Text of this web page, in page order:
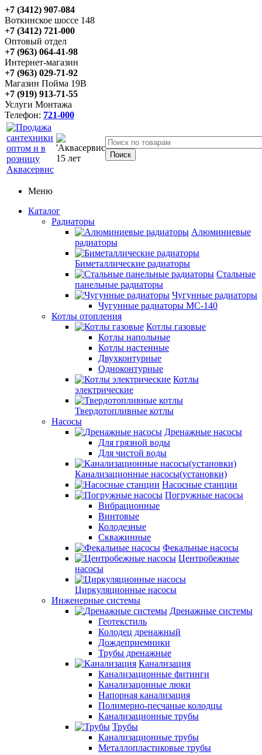
+7 (3412) 907-084
Воткинское шоссе 148
+7 (3412) 721-000
Оптовый отдел
+7 (963) 064-41-98
Интернет-магазин
+7 (963) 029-71-92
Магазин Пойма 19В
+7 (919) 913-71-55
Услуги Монтажа
Телефон: 721-000
Меню
Каталог
Радиаторы
Алюминиевые
радиаторы
Биметаллические радиаторы
Стальные
панельные радиаторы
Чугунные радиаторы
Чугунные радиаторы МС-140
Котлы отопления
Котлы газовые
Котлы напольные
Котлы настенные
Двухконтурные
Одноконтурные
Котлы
электрические
Твердотопливные котлы
Насосы
Дренажные насосы
Для грязной воды
Для чистой воды
Канализационные насосы(установки)
Насосные станции
Погружные насосы
Вибрационные
Винтовые
Колодезные
Скважинные
Фекальные насосы
Центробежные
насосы
Циркуляционные насосы
Инженерные системы
Дренажные системы
Геотекстиль
Колодец дренажный
Дождеприемники
Трубы дренажные
Канализация
Канализационные фитинги
Канализацонные люки
Напорная канализация
Полимерно-песчаные колодцы
Канализационные трубы
Трубы
Канализационные трубы
Металлопластиковые трубы